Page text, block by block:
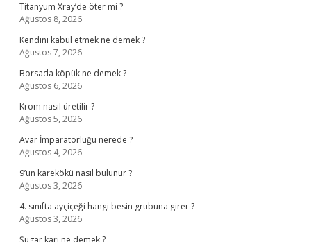
Titanyum Xray’de öter mi ?
Ağustos 8, 2026
Kendini kabul etmek ne demek ?
Ağustos 7, 2026
Borsada köpük ne demek ?
Ağustos 6, 2026
Krom nasıl üretilir ?
Ağustos 5, 2026
Avar İmparatorluğu nerede ?
Ağustos 4, 2026
9’un karekökü nasıl bulunur ?
Ağustos 3, 2026
4. sınıfta ayçiçeği hangi besin grubuna girer ?
Ağustos 3, 2026
Şugar karı ne demek ?